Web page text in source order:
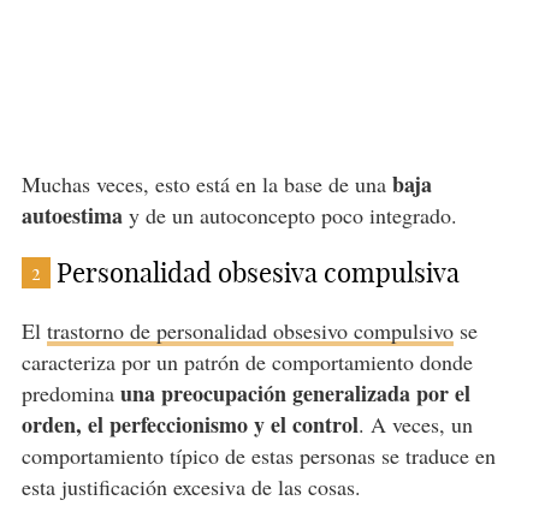
Muchas veces, esto está en la base de una baja
autoestimay de un autoconcepto poco integrado.
2 Personalidad obsesiva compulsiva
El trastorno de personalidad obsesivo compulsivose
caracteriza por un patrón de comportamiento donde
predomina una preocupación generalizada por el
orden, el perfeccionismo y el control. A veces, un
comportamiento típico de estas personas se traduce en
esta justificación excesiva de las cosas.